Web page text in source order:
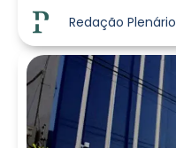
Redação Plenário